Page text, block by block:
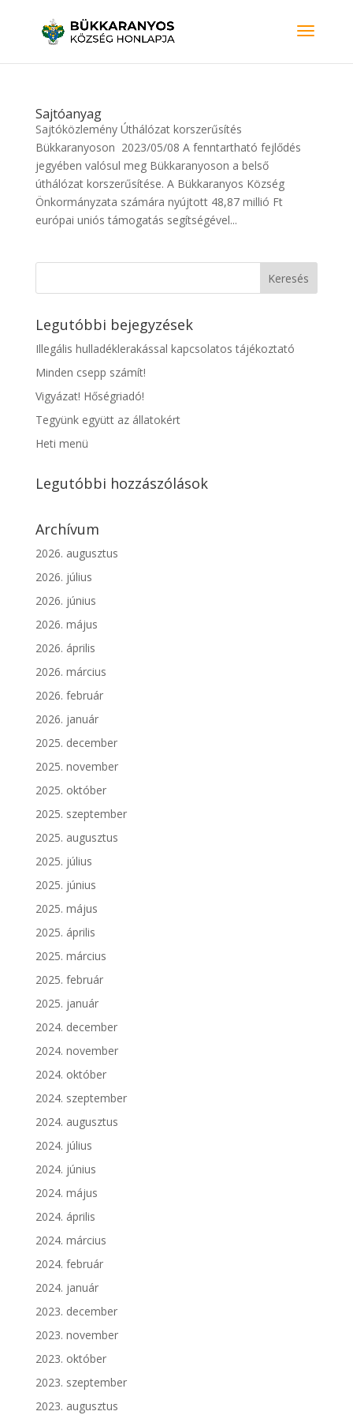
Sajtóanyag
Sajtóközlemény Úthálózat korszerűsítés
Bükkaranyoson ​ 2023/05/08 A fenntartható fejlődés
jegyében valósul meg Bükkaranyoson a belső
úthálózat korszerűsítése. A Bükkaranyos Község
Önkormányzata számára nyújtott 48,87 millió Ft
európai uniós támogatás segítségével...
Legutóbbi bejegyzések
Illegális hulladéklerakással kapcsolatos tájékoztató
Minden csepp számít!
Vigyázat! Hőségriadó!
Tegyünk együtt az állatokért
Heti menü
Legutóbbi hozzászólások
Archívum
2026. augusztus
2026. július
2026. június
2026. május
2026. április
2026. március
2026. február
2026. január
2025. december
2025. november
2025. október
2025. szeptember
2025. augusztus
2025. július
2025. június
2025. május
2025. április
2025. március
2025. február
2025. január
2024. december
2024. november
2024. október
2024. szeptember
2024. augusztus
2024. július
2024. június
2024. május
2024. április
2024. március
2024. február
2024. január
2023. december
2023. november
2023. október
2023. szeptember
2023. augusztus